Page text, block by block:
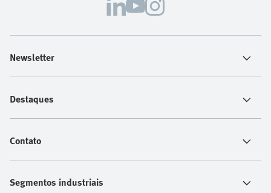
Newsletter
Destaques
Contato
Segmentos industriais